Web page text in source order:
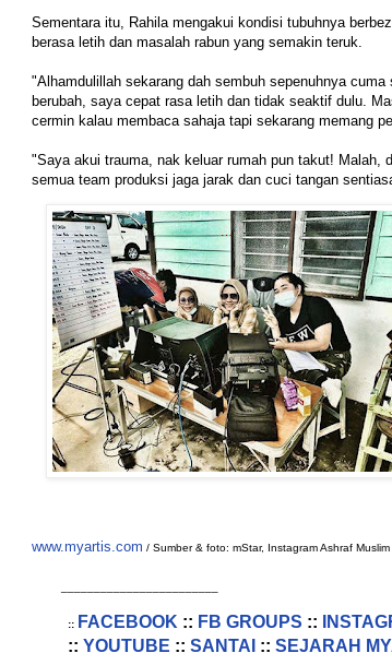
Sementara itu, Rahila mengakui kondisi tubuhnya
berasa letih dan masalah rabun yang semakin teruk.
"Alhamdulillah sekarang dah sembuh sepenuhnya
berubah, saya cepat rasa letih dan tidak seaktif dulu.
cermin kalau membaca sahaja tapi sekarang memang
"Saya akui trauma, nak keluar rumah pun takut! Malah,
semua team produksi jaga jarak dan cuci tangan
www.myartis.com / Sumber & foto: mStar, Instagram Ashraf
:: FACEBOOK :: FB GROUPS ::
:: YOUTUBE :: SANTAI :: SEJARAH